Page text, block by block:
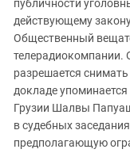
публичности
действующему
Общественный
разрешается
докладе
Грузии Шалвы
в судебных
предполагающую